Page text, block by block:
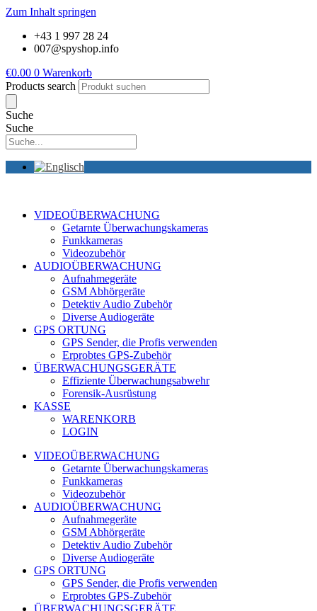
Zum Inhalt springen
+43 1 997 28 24
007@spyshop.info
€0.00 0 Warenkorb
Products search
Suche
Suche
VIDEOÜBERWACHUNG
Getarnte Überwachungskameras
Funkkameras
Videozubehör
AUDIOÜBERWACHUNG
Aufnahmegeräte
GSM Abhörgeräte
Detektiv Audio Zubehör
Diverse Audiogeräte
GPS ORTUNG
GPS Sender, die Profis verwenden
Erprobtes GPS-Zubehör
ÜBERWACHUNGSGERÄTE
Effiziente Überwachungsabwehr
Forensik-Ausrüstung
KASSE
WARENKORB
LOGIN
VIDEOÜBERWACHUNG
Getarnte Überwachungskameras
Funkkameras
Videozubehör
AUDIOÜBERWACHUNG
Aufnahmegeräte
GSM Abhörgeräte
Detektiv Audio Zubehör
Diverse Audiogeräte
GPS ORTUNG
GPS Sender, die Profis verwenden
Erprobtes GPS-Zubehör
ÜBERWACHUNGSGERÄTE